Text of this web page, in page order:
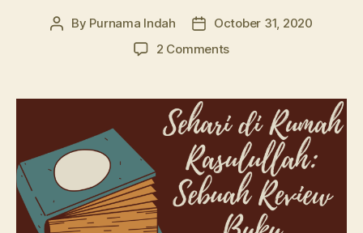
Post
By Purnama Indah
PostOctober 31, 2020
2 Commentson
Rumah
Rasulullah:
Sebuah
Review
Buku